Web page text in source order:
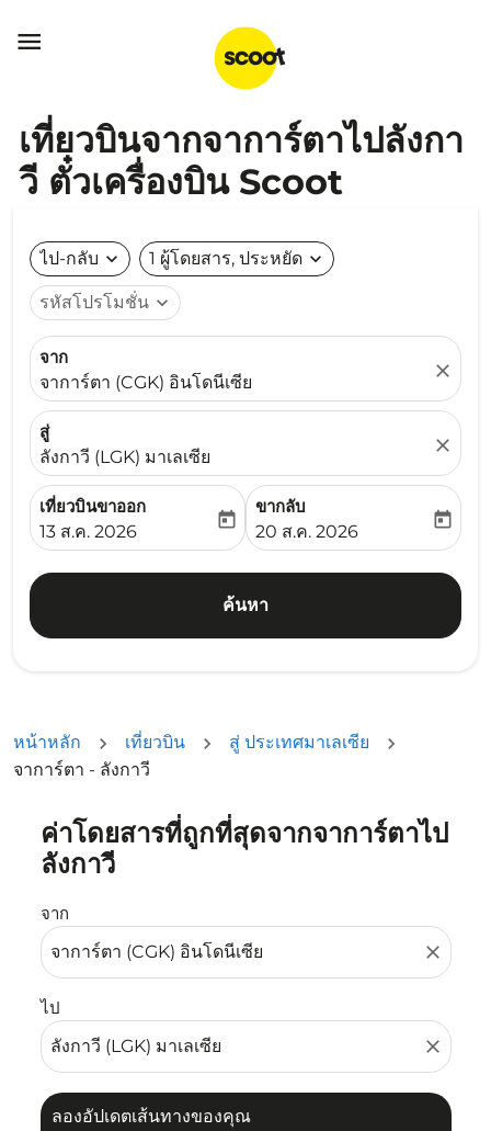

เที่ยวบินจากจาการ์ตาไปลังกา
วี ตั๋วเครื่องบิน Scoot
ไป-กลับ expand_more 1 ผู้โดยสาร, ประหยัด expand_more
รหัสโปรโมชั่น expand_more
จาก
จาการ์ตา (CGK) อินโดนีเซีย
close
สู่
ลังกาวี (LGK) มาเลเซีย
close
เที่ยวบินขาออก
fc-booking-departure-date-aria-label
13 ส.ค. 2026
today
ขากลับ
fc-booking-return-date-
20 ส.ค. 2026
today
ค้นหา
หน้าหลัก เที่ยวบิน
สู่ ประเทศมาเลเซีย
จาการ์ตา - ลังกาวี
ค่าโดยสารที่ถูกที่สุดจากจาการ์ตาไป
ลังกาวี
จาก
close
ไป
close
ลองอัปเดตเส้นทางของคุณ
ลองอัปเดตเส้นทางของคุณ (ต้นทางและ/หรือปลายทาง) หรื